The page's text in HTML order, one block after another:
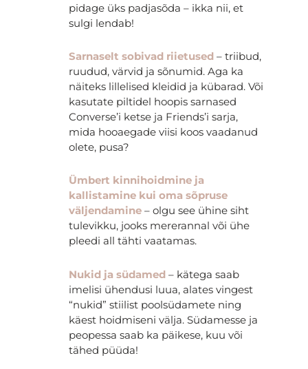
pidage üks padjasõda – ikka nii, et
sulgi lendab!
Sarnaselt sobivad riietused – triibud,
ruudud, värvid ja sõnumid. Aga ka
näiteks lillelised kleidid ja kübarad. Või
kasutate piltidel hoopis sarnased
Converse’i ketse ja Friends’i sarja,
mida hooaegade viisi koos vaadanud
olete, pusa?
Ümbert kinnihoidmine ja
kallistamine kui oma sõpruse
väljendamine – olgu see ühine siht
tulevikku, jooks mererannal või ühe
pleedi all tähti vaatamas.
Nukid ja südamed – kätega saab
imelisi ühendusi luua, alates vingest
“nukid” stiilist poolsüdamete ning
käest hoidmiseni välja. Südamesse ja
peopessa saab ka päikese, kuu või
tähed püüda!